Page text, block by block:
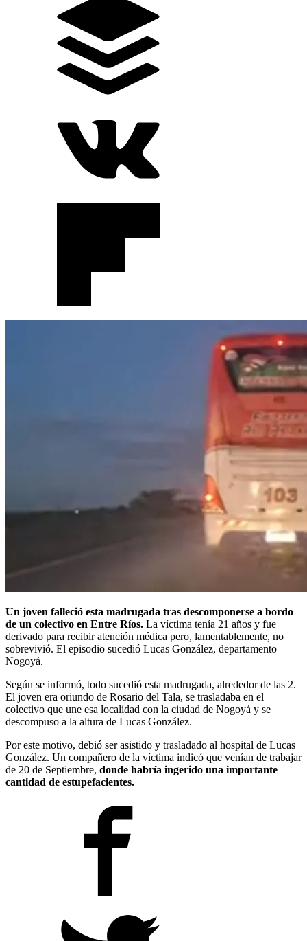
Un joven falleció esta madrugada tras descomponerse a bordo
de un colectivo en Entre Ríos. La víctima tenía 21 años y fue
derivado para recibir atención médica pero, lamentablemente, no
sobrevivió. El episodio sucedió Lucas González, departamento
Nogoyá.
Según se informó, todo sucedió esta madrugada, alrededor de las 2.
El joven era oriundo de Rosario del Tala, se trasladaba en el
colectivo que une esa localidad con la ciudad de Nogoyá y se
descompuso a la altura de Lucas González.
Por este motivo, debió ser asistido y trasladado al hospital de Lucas
González. Un compañero de la víctima indicó que venían de trabajar
de 20 de Septiembre, donde habría ingerido una importante
cantidad de estupefacientes.